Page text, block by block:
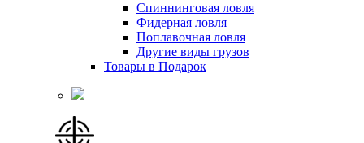
Спиннинговая ловля
Фидерная ловля
Поплавочная ловля
Другие виды грузов
Товары в Подарок